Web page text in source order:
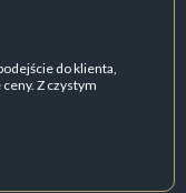
do klienta,
Z czystym